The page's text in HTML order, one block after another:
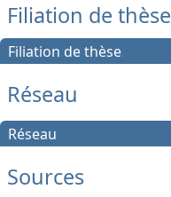
Filiation de thèse
Filiation de thèse
Réseau
Réseau
Sources